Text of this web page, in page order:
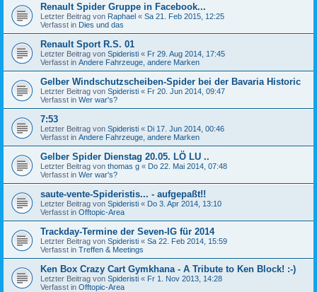
Renault Spider Gruppe in Facebook...
Letzter Beitrag von Raphael « Sa 21. Feb 2015, 12:25
Verfasst in Dies und das
Renault Sport R.S. 01
Letzter Beitrag von Spideristi « Fr 29. Aug 2014, 17:45
Verfasst in Andere Fahrzeuge, andere Marken
Gelber Windschutzscheiben-Spider bei der Bavaria Historic
Letzter Beitrag von Spideristi « Fr 20. Jun 2014, 09:47
Verfasst in Wer war's?
7:53
Letzter Beitrag von Spideristi « Di 17. Jun 2014, 00:46
Verfasst in Andere Fahrzeuge, andere Marken
Gelber Spider Dienstag 20.05. LÖ LU ..
Letzter Beitrag von thomas g « Do 22. Mai 2014, 07:48
Verfasst in Wer war's?
saute-vente-Spideristis... - aufgepaßt!!
Letzter Beitrag von Spideristi « Do 3. Apr 2014, 13:10
Verfasst in Offtopic-Area
Trackday-Termine der Seven-IG für 2014
Letzter Beitrag von Spideristi « Sa 22. Feb 2014, 15:59
Verfasst in Treffen & Meetings
Ken Box Crazy Cart Gymkhana - A Tribute to Ken Block! :-)
Letzter Beitrag von Spideristi « Fr 1. Nov 2013, 14:28
Verfasst in Offtopic-Area